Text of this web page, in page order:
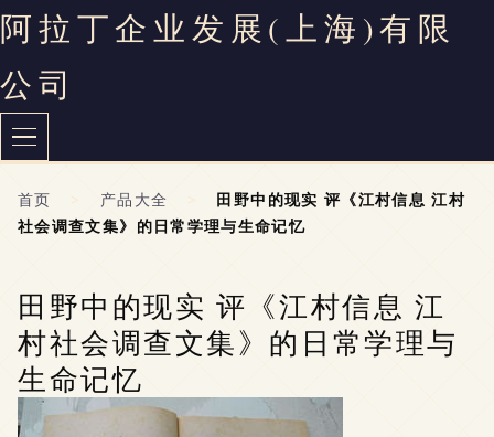
阿拉丁企业发展(上海)有限
公司
首页 > 产品大全 >
田野中的现实 评《江村信息 江村
社会调查文集》的日常学理与生命记忆
田野中的现实 评《江村信息 江
村社会调查文集》的日常学理与
生命记忆